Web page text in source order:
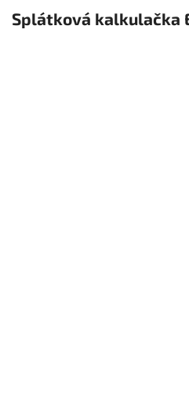
Splátková kalkulačka